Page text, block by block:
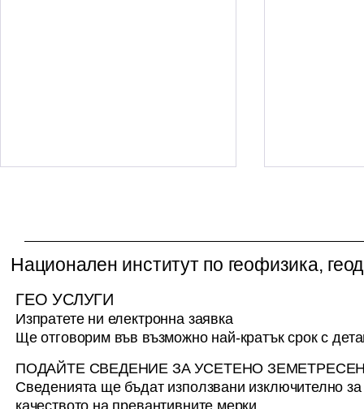
Националният институт по
геофизика, геодезия и
обявява конкурси за
академични длъжности по
професионално направление
4.4. Науки за Земята: професор
по научна специалност „Ико
2026-2027
НИГГГ БАН
прием на
13.10.2026
Национален институт по геофизика,
ГЕО УСЛУГИ
Изпратете ни електронна заявка
Ще отговорим във възможно най-кратък срок с
ПОДАЙТЕ СВЕДЕНИЕ ЗА УСЕТЕНО
Сведенията ще бъдат използвани изключително